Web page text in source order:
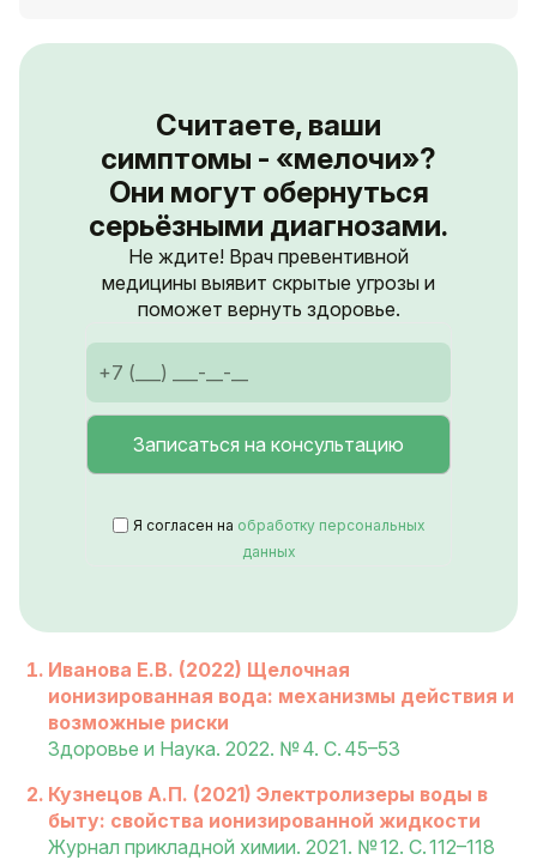
Считаете, ваши
симптомы - «мелочи»?
Они могут обернуться
серьёзными диагнозами.
Не ждите! Врач превентивной
медицины выявит скрытые угрозы и
поможет вернуть здоровье.
Я согласен на обработку персональных
данных
Иванова Е.В. (2022) Щелочная
ионизированная вода: механизмы действия и
возможные риски
Здоровье и Наука. 2022. № 4. С. 45–53
Кузнецов А.П. (2021) Электролизеры воды в
быту: свойства ионизированной жидкости
Журнал прикладной химии. 2021. № 12. С. 112–118